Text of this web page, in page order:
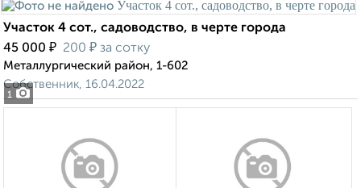
1
Участок 4 сот., садоводство, в черте города
45 000 ₽ 200 ₽ за сотку
Металлургический район, 1-602
Собственник, 16.04.2022